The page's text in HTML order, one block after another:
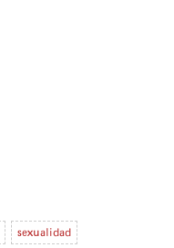
sexualidad